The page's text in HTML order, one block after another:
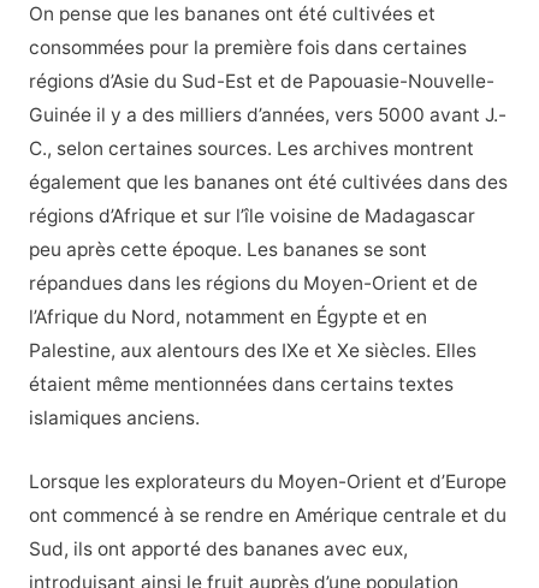
On pense que les bananes ont été cultivées et
consommées pour la première fois dans certaines
régions d’Asie du Sud-Est et de Papouasie-Nouvelle-
Guinée il y a des milliers d’années, vers 5000 avant J.-
C., selon certaines sources. Les archives montrent
également que les bananes ont été cultivées dans des
régions d’Afrique et sur l’île voisine de Madagascar
peu après cette époque. Les bananes se sont
répandues dans les régions du Moyen-Orient et de
l’Afrique du Nord, notamment en Égypte et en
Palestine, aux alentours des IXe et Xe siècles. Elles
étaient même mentionnées dans certains textes
islamiques anciens.
Lorsque les explorateurs du Moyen-Orient et d’Europe
ont commencé à se rendre en Amérique centrale et du
Sud, ils ont apporté des bananes avec eux,
introduisant ainsi le fruit auprès d’une population